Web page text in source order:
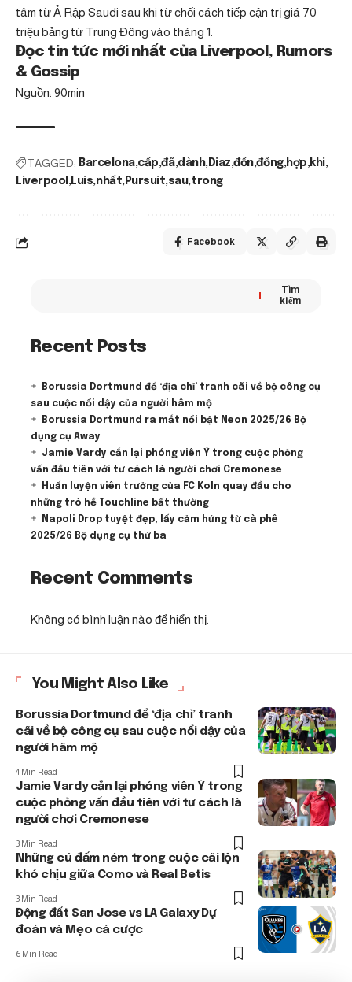
tâm từ Ả Rập Saudi sau khi từ chối cách tiếp cận trị giá 70
triệu bảng từ Trung Đông vào tháng 1.
Đọc tin tức mới nhất của Liverpool, Rumors
& Gossip
Nguồn: 90min
TAGGED: Barcelona cấp đã dành Diaz đồn đồng hợp khi
Liverpool Luis nhất Pursuit sau trong
Facebook
Tìm
kiếm
Recent Posts
Borussia Dortmund để ‘địa chỉ’ tranh cãi về bộ công cụ
sau cuộc nổi dậy của người hâm mộ
Borussia Dortmund ra mắt nổi bật Neon 2025/26 Bộ
dụng cụ Away
Jamie Vardy cắn lại phóng viên Ý trong cuộc phỏng
vấn đầu tiên với tư cách là người chơi Cremonese
Huấn luyện viên trưởng của FC Koln quay đầu cho
những trò hề Touchline bất thường
Napoli Drop tuyệt đẹp, lấy cảm hứng từ cà phê
2025/26 Bộ dụng cụ thứ ba
Recent Comments
Không có bình luận nào để hiển thị.
You Might Also Like
Borussia Dortmund để ‘địa chỉ’ tranh
cãi về bộ công cụ sau cuộc nổi dậy của
người hâm mộ
4 Min Read
Jamie Vardy cắn lại phóng viên Ý trong
cuộc phỏng vấn đầu tiên với tư cách là
người chơi Cremonese
3 Min Read
Những cú đấm ném trong cuộc cãi lộn
khó chịu giữa Como và Real Betis
3 Min Read
Động đất San Jose vs LA Galaxy Dự
đoán và Mẹo cá cược
6 Min Read